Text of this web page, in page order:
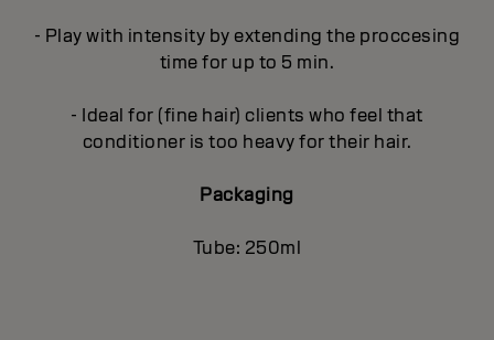
- Play with intensity by extending the proccesing
time for up to 5 min.
- Ideal for (fine hair) clients who feel that
conditioner is too heavy for their hair.
Packaging
Tube: 250ml